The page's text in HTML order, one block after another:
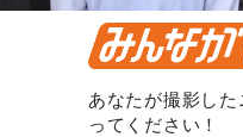
あなたが撮影し
ってください！